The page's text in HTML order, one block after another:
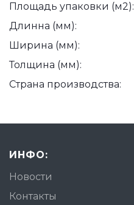
Площадь упаковки (м2):
Длинна (мм):
Ширина (мм):
Толщина (мм):
Страна производства:
ИНФО:
Новости
Контакты